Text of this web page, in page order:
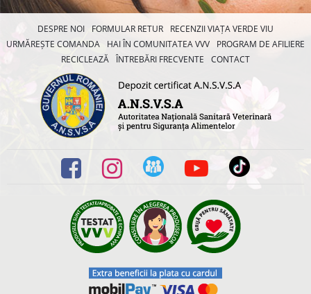
DESPRE NOI FORMULAR RETUR
RECENZII VIAȚA VERDE VIU
URMĂREȘTE COMANDA
HAI ÎN COMUNITATEA VVV
PROGRAM DE AFILIERE
RECICLEAZĂ ÎNTREBĂRI FRECVENTE CONTACT